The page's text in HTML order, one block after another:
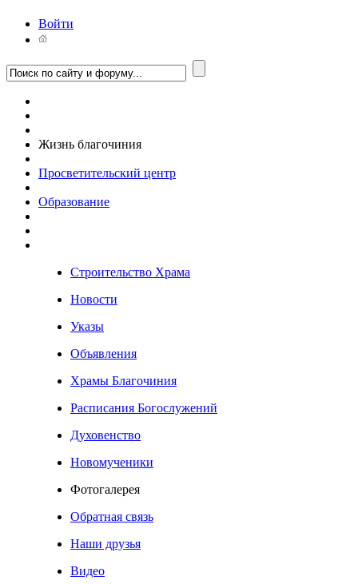
Войти
Жизнь благочиния
Просветительский центр
Образование
Строительство Храма
Новости
Указы
Объявления
Храмы Благочиния
Расписания Богослужений
Духовенство
Новомученики
Фотогалерея
Обратная связь
Наши друзья
Видео